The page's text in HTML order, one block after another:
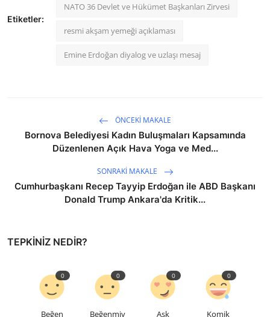
Etiketler:
NATO 36 Devlet ve Hükümet Başkanları Zirvesi
resmi akşam yemeği açıklaması
Emine Erdoğan diyalog ve uzlaşı mesaj
ÖNCEKI MAKALE
Bornova Belediyesi Kadın Buluşmaları Kapsamında
Düzenlenen Açık Hava Yoga ve Med...
SONRAKI MAKALE
Cumhurbaşkanı Recep Tayyip Erdoğan ile ABD Başkanı
Donald Trump Ankara'da Kritik...
TEPKINIZ NEDIR?
Beğen
0
Beğenmiy
0
Aşk
0
Komik
0